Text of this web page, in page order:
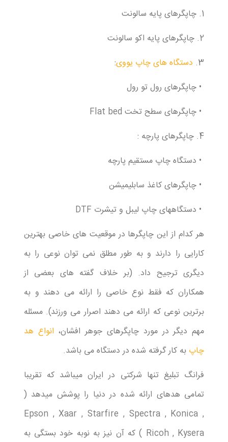
1. چاپگرهای پایه سالونت
2. چاپگرهای پایه اکو سالونت
3. دستگاه های چاپ یووی:
• چاپگرهای رول تو رول
• چاپگرهای سطح تخت Flat bed
4. چاپگرهای پارچه :
• دستگاه چاپ مستقیم پارچه
• چاپگرهای کاغذ سابلیمیشن
• دستگاههای چاپ لیبل و تیشرت DTF
هر کدام از این چاپگرها در موقعیت های خاصی بهترین
کارایی را دارند و به طور مطلق نمی توان نوعی را به
دیگری ترجیح داد. (بر خلاف گفته های بعضی از
همکاران که فقط نوع خاصی را ارائه می دهند و به
برترین نوعی که ارائه می دهند اصرار می ورزند). مسئله
مهم دیگر در مورد چاپگرهای جوهر افشان، انواع هد
چاپ به کار گرفته شده در دستگاه می باشد.
فرانگ تبلیغ تنها شرکتی در ایران میباشد که تقریبا
تمامی هدهای ارائه شده در دنیا را پوشش میدهد (
Epson , Xaar , Starfire , Spectra , Konica ,
Ricoh , Kysera ) که آن نیز به نوبه خود بستگی به